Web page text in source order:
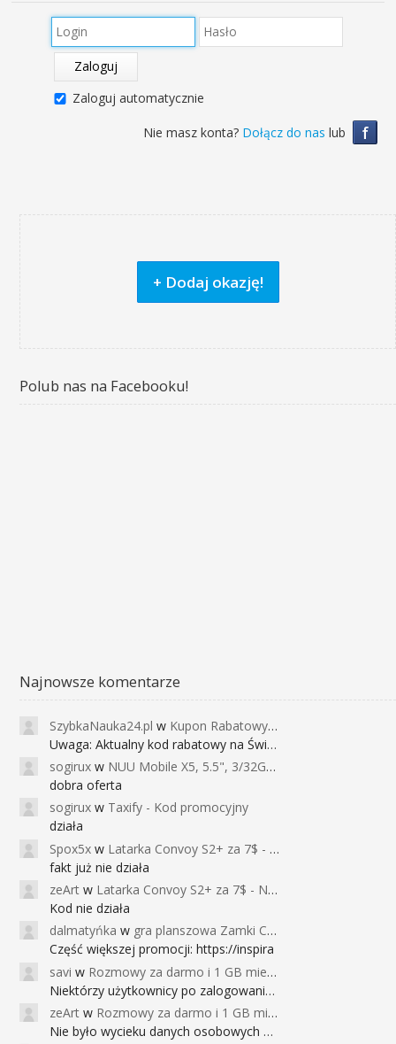
Zaloguj
Zaloguj automatycznie
f
Nie masz konta? Dołącz do nas lub
+ Dodaj okazję!
Polub nas na Facebooku!
Najnowsze komentarze
SzybkaNauka24.pl w Kupon Rabatowy na Kurs Angielskiego dla Dzieci - FunEnglish
Uwaga: Aktualny kod rabatowy na Święta (
sogirux w NUU Mobile X5, 5.5", 3/32GB, czujnik linii papilarnych, 2950mAh, aparat 13MP za 267zł - Banggood
dobra oferta
sogirux w Taxify - Kod promocyjny
działa
Spox5x w Latarka Convoy S2+ za 7$ - Najniższa cena od 2017r
fakt już nie działa
zeArt w Latarka Convoy S2+ za 7$ - Najniższa cena od 2017r
Kod nie działa
dalmatyńka w gra planszowa Zamki Caladale za 39zł
Część większej promocji: https://inspira
savi w Rozmowy za darmo i 1 GB miesięcznie
Niektórzy użytkownicy po zalogowaniu do
zeArt w Rozmowy za darmo i 1 GB miesięcznie
Nie było wycieku danych osobowych a nieo